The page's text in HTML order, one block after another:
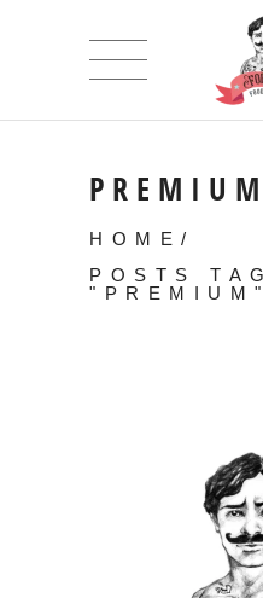
HOME /
POSTS
"PREMIUM"